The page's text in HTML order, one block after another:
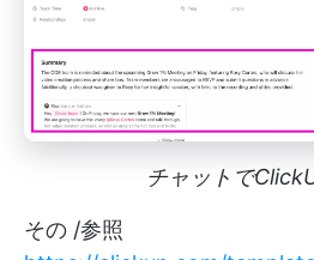
チャットで
その /参照